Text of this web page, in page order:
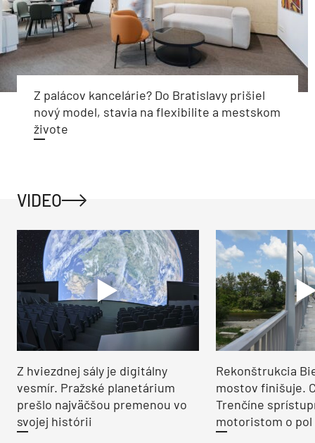
Z palácov kancelárie? Do Bratislavy prišiel
nový model, stavia na flexibilite a mestskom
živote
VIDEO
Z hviezdnej sály je digitálny
vesmír. Pražské planetárium
prešlo najväčšou premenou vo
svojej histórii
Rekonštrukcia
mostov finišuje.
Trenčíne
motoristom o pol